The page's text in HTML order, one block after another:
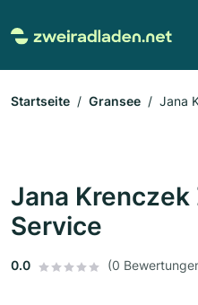
Startseite Gransee Jana
Jana
Service
0.0 (0